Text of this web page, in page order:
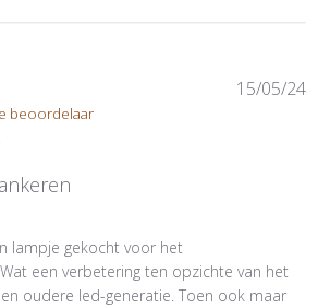
beoordelaar
lampje gekocht voor het
een verbetering ten opzichte van het
oudere led-generatie. Toen ook maar
P
15/05/24